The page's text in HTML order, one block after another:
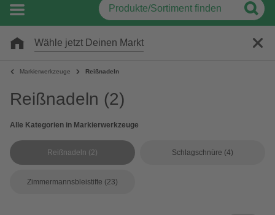
Wähle jetzt Deinen Markt
Markierwerkzeuge Reißnadeln
Reißnadeln (2)
Alle Kategorien in Markierwerkzeuge
Reißnadeln (2) Schlagschnüre (4)
Zimmermannsbleistifte (23)